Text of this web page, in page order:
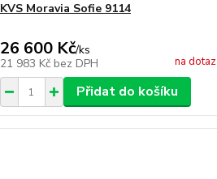
KVS Moravia Sofie 9114
26 600 Kč/ks
21 983 Kč bez DPH na dotaz
Přidat do košíku